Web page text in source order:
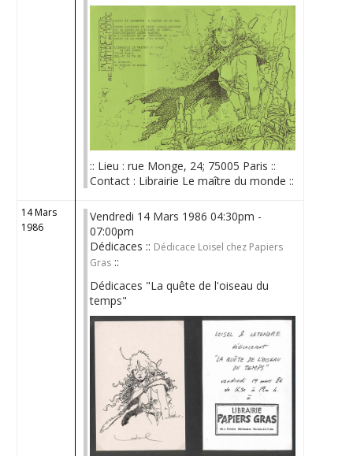
:: Lieu : rue Monge, 24; 75005 Paris ::
Contact : Librairie Le maître du monde ::
14 Mars
1986
Vendredi 14 Mars 1986 04:30pm -
07:00pm
Dédicaces :: Dédicace Loisel chez Papiers
Gras ::
Dédicaces "La quête de l'oiseau du
temps"